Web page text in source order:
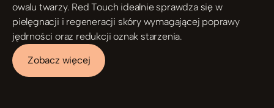
owalu twarzy. Red Touch idealnie sprawdza się w
pielęgnacji i regeneracji skóry wymagającej poprawy
jędrności oraz redukcji oznak starzenia.
Zobacz więcej